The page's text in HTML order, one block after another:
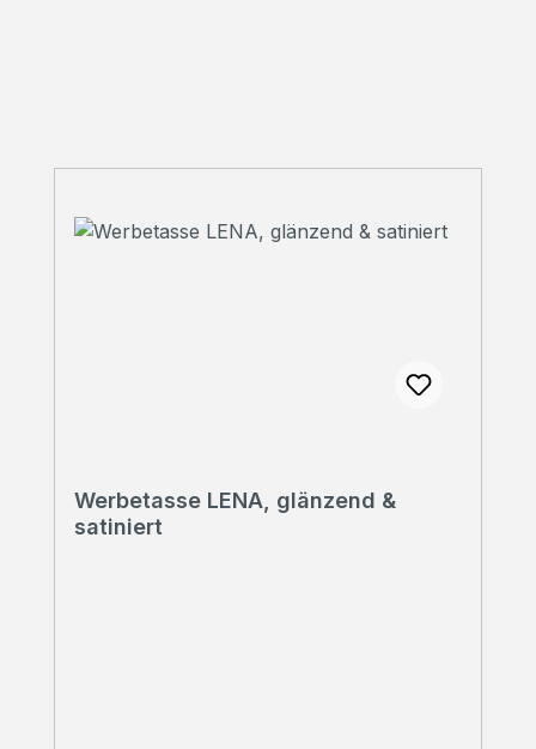
Werbetasse LENA, glänzend &
satiniert